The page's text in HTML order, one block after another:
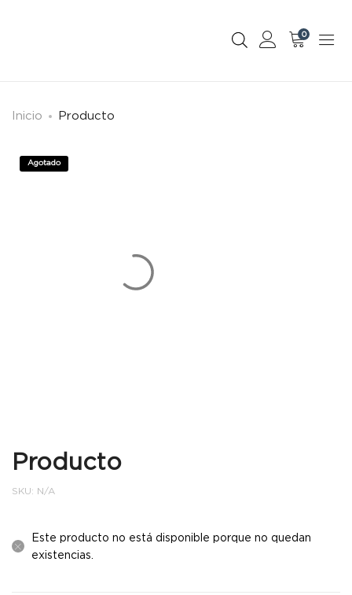
0
Inicio Producto
Agotado
Producto
SKU: N/A
Este producto no está disponible porque no quedan
existencias.